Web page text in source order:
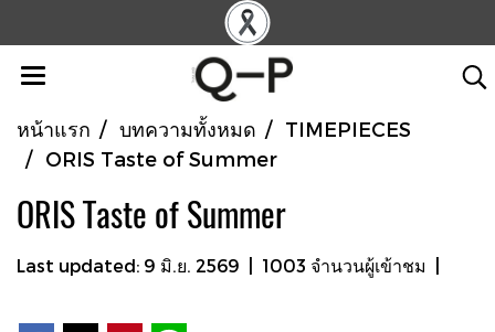
หน้าแรก บทความทั้งหมด
TIMEPIECES
ORIS Taste of Summer
ORIS Taste of Summer
Last updated: 9 มิ.ย. 2569 1003 จำนวนผู้เข้าชม